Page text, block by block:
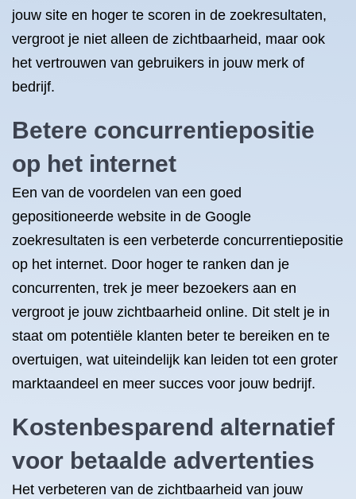
jouw site en hoger te scoren in de zoekresultaten,
vergroot je niet alleen de zichtbaarheid, maar ook
het vertrouwen van gebruikers in jouw merk of
bedrijf.
Betere concurrentiepositie
op het internet
Een van de voordelen van een goed
gepositioneerde website in de Google
zoekresultaten is een verbeterde concurrentiepositie
op het internet. Door hoger te ranken dan je
concurrenten, trek je meer bezoekers aan en
vergroot je jouw zichtbaarheid online. Dit stelt je in
staat om potentiële klanten beter te bereiken en te
overtuigen, wat uiteindelijk kan leiden tot een groter
marktaandeel en meer succes voor jouw bedrijf.
Kostenbesparend alternatief
voor betaalde advertenties
Het verbeteren van de zichtbaarheid van jouw